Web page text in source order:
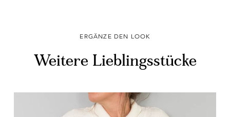
ERGÄNZE DEN LOOK
Weitere Lieblingsstücke